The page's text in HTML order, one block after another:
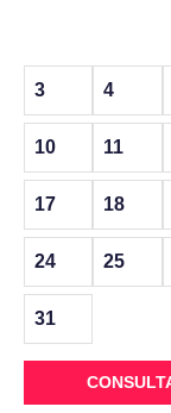
3 4
10 11
17 18
24 25
31